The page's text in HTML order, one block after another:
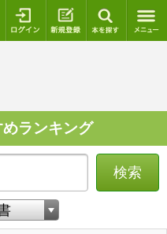
ログイン 新規登録
ランキング
検索